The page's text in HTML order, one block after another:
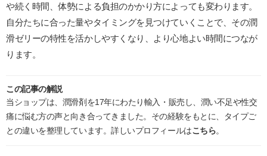
や続く時間、体勢による負担のかかり方によっても変わります。
自分たちに合った量やタイミングを見つけていくことで、その潤
滑ゼリーの特性を活かしやすくなり、より心地よい時間につなが
ります。
この記事の解説
当ショップは、潤滑剤を17年にわたり輸入・販売し、潤い不足や性交
痛に悩む方の声と向き合ってきました。その経験をもとに、タイプご
との違いを整理しています。詳しいプロフィールはこちら。